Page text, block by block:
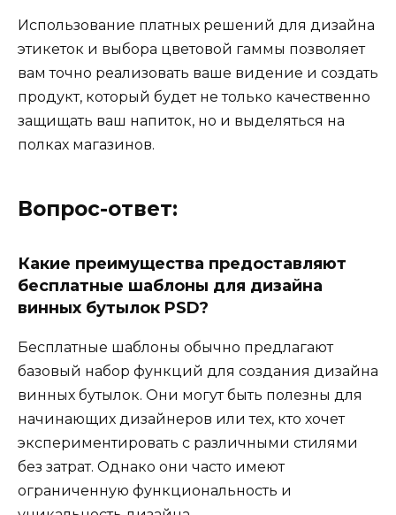
Использование платных решений для дизайна
этикеток и выбора цветовой гаммы позволяет
вам точно реализовать ваше видение и создать
продукт, который будет не только качественно
защищать ваш напиток, но и выделяться на
полках магазинов.
Вопрос-ответ:
Какие преимущества предоставляют
бесплатные шаблоны для дизайна
винных бутылок PSD?
Бесплатные шаблоны обычно предлагают
базовый набор функций для создания дизайна
винных бутылок. Они могут быть полезны для
начинающих дизайнеров или тех, кто хочет
экспериментировать с различными стилями
без затрат. Однако они часто имеют
ограниченную функциональность и